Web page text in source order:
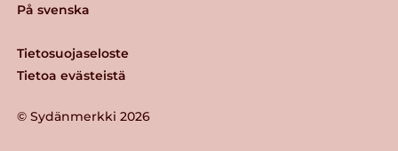
© Sydänmerkki 2026
Tietosuojaseloste
Tietoa evästeistä
På svenska